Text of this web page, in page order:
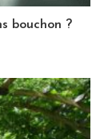
bouchon ?